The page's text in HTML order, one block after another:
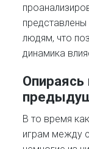
людям, что
динамика
Опираясь
В то время
играм между